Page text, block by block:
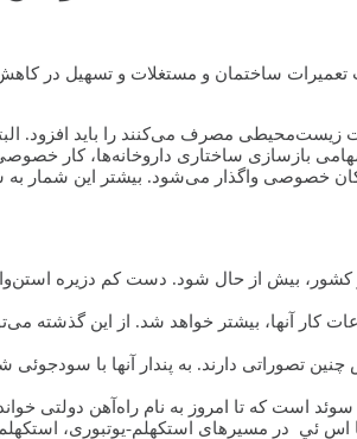
تعمیرات ساختمان و مستغلات و تسهیل در
اتوموبیل‌هایی که سوخت زیست‌محیطی مصرف می‌کنند را
بیش از حال شود. دست کم دزیره
دارند. به پندار آنها با
است که تا امروز به نام راه‌آهن دولتی
یا اس ئي در مسیرهای استکهلم-یوتبوری،